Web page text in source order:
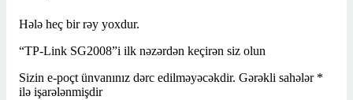
Hələ heç bir rəy yoxdur.
“TP-Link SG2008”i ilk nəzərdən keçirən siz olun
Sizin e-poçt ünvanınız dərc edilməyəcəkdir. Gərəkli sahələr *
ilə işarələnmişdir